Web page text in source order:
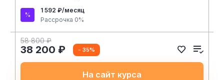
1 592 ₽/месяц
Рассрочка 0%
58 800 ₽
38 200 ₽ - 35%
На сайт курса